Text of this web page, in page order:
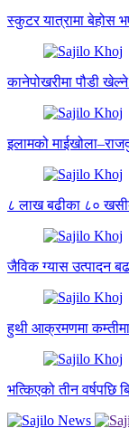
स्कुटर यात्रामा बेहोस
कानेपोखरीमा पौडी
इलामको
८ लाख बढीका ८०
जैविक ग्यास उत्पादन
हुथी आक्रमणमा
भत्किएको तीन वर्षपछि